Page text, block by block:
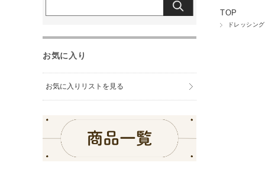
TOP
ドレッシング
お気に入り
お気に入りリストを見る